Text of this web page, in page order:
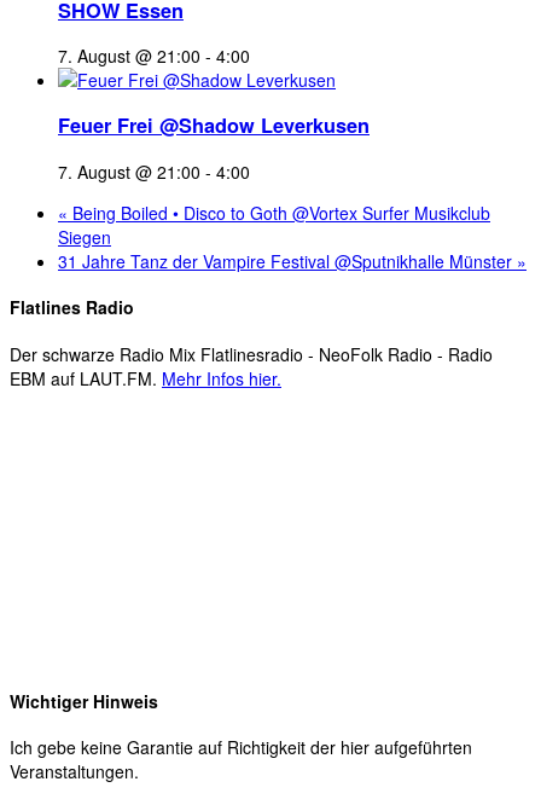
SHOW Essen
7. August @ 21:00 - 4:00
Feuer Frei @Shadow Leverkusen
7. August @ 21:00 - 4:00
« Being Boiled • Disco to Goth @Vortex Surfer Musikclub
Siegen
31 Jahre Tanz der Vampire Festival @Sputnikhalle Münster »
Flatlines Radio
Der schwarze Radio Mix Flatlinesradio - NeoFolk Radio - Radio
EBM auf LAUT.FM. Mehr Infos hier.
Wichtiger Hinweis
Ich gebe keine Garantie auf Richtigkeit der hier aufgeführten
Veranstaltungen.